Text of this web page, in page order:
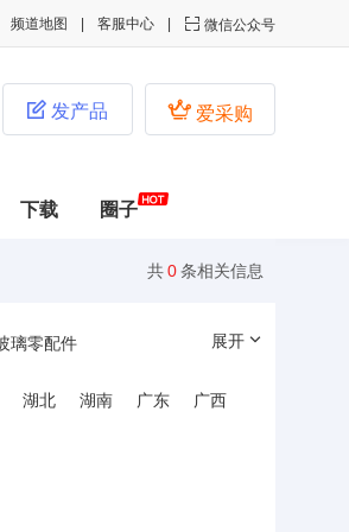
 微信公众号
客服中心
频道地图
 爱采购
 发产品
下载 圈子
共0条相关信息
璃零配件
展开
湖北 湖南 广东
广西